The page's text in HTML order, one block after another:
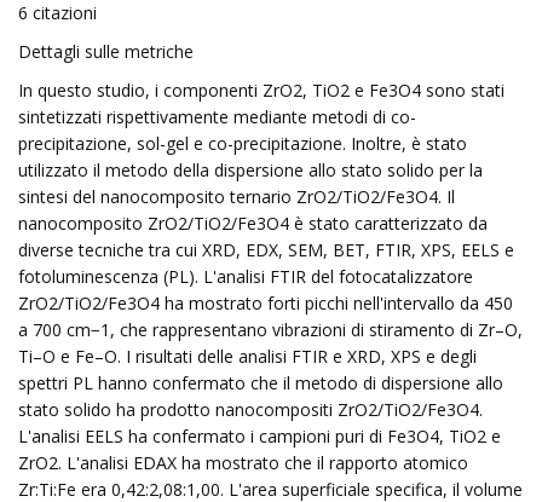
6 citazioni
Dettagli sulle metriche
In questo studio, i componenti ZrO2, TiO2 e Fe3O4 sono stati
sintetizzati rispettivamente mediante metodi di co-
precipitazione, sol-gel e co-precipitazione. Inoltre, è stato
utilizzato il metodo della dispersione allo stato solido per la
sintesi del nanocomposito ternario ZrO2/TiO2/Fe3O4. Il
nanocomposito ZrO2/TiO2/Fe3O4 è stato caratterizzato da
diverse tecniche tra cui XRD, EDX, SEM, BET, FTIR, XPS, EELS e
fotoluminescenza (PL). L'analisi FTIR del fotocatalizzatore
ZrO2/TiO2/Fe3O4 ha mostrato forti picchi nell'intervallo da 450
a 700 cm−1, che rappresentano vibrazioni di stiramento di Zr–O,
Ti–O e Fe–O. I risultati delle analisi FTIR e XRD, XPS e degli
spettri PL hanno confermato che il metodo di dispersione allo
stato solido ha prodotto nanocompositi ZrO2/TiO2/Fe3O4.
L'analisi EELS ha confermato i campioni puri di Fe3O4, TiO2 e
ZrO2. L'analisi EDAX ha mostrato che il rapporto atomico
Zr:Ti:Fe era 0,42:2,08:1,00. L'area superficiale specifica, il volume